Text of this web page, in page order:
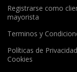
Registrarse como
mayorista
Terminos y
Políticas de
Cookies